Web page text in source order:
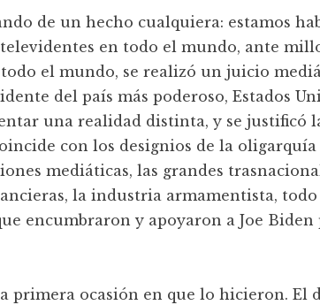
de un hecho cualquiera: estamos
en todo el mundo, ante
todo el mundo, se realizó un juicio
del país más poderoso, Estados
una realidad distinta, y se justificó
con los designios de la oligarquía
mediáticas, las grandes
la industria armamentista,
encumbraron y apoyaron a Joe Biden
primera ocasión en que lo hicieron. El